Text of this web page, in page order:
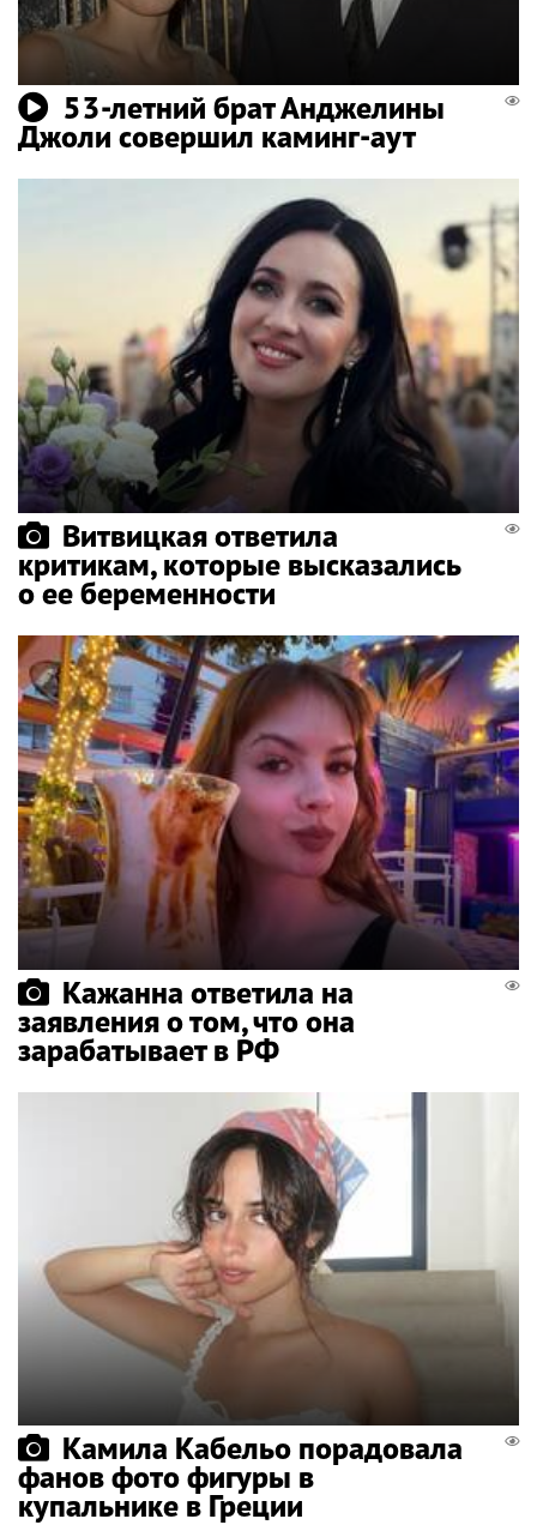
53-летний брат Анджелины
Джоли совершил каминг-аут
Витвицкая ответила
критикам, которые высказались
о ее беременности
Кажанна ответила на
заявления о том, что она
зарабатывает в РФ
Камила Кабельо порадовала
фанов фото фигуры в
купальнике в Греции